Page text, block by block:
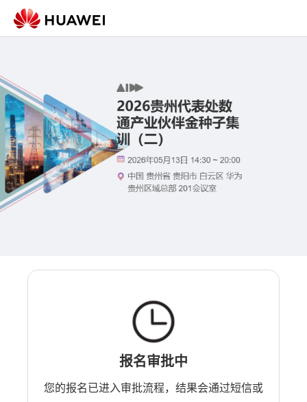
报名审批中
您的报名已进入审批流程，结果会通过短信或